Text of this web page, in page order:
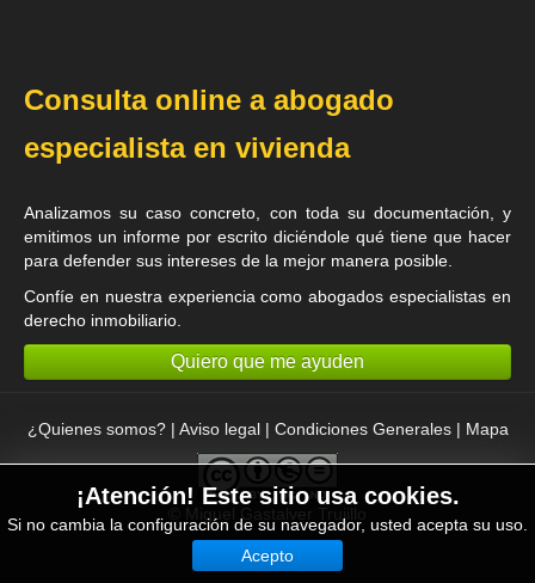
¡Atención! Este sitio usa cookies.
Si no cambia la configuración de su navegador, usted acepta su uso.
Acepto
Consulta online a abogado
especialista en vivienda
Analizamos su caso concreto, con toda su documentación, y
emitimos un informe por escrito diciéndole qué tiene que hacer
para defender sus intereses de la mejor manera posible.
Confíe en nuestra experiencia comoabogados especialistas en
derecho inmobiliario
Quiero que me ayuden
¿Quienes somos?| Aviso legal| Condiciones Generales| Mapa